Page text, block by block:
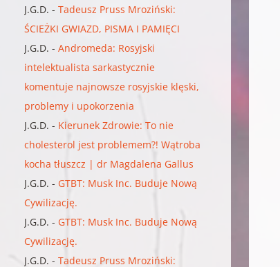
J.G.D. -Tadeusz Pruss Mroziński:
ŚCIEŻKI GWIAZD, PISMA I PAMIĘCI
J.G.D. -Andromeda: Rosyjski
intelektualista sarkastycznie
komentuje najnowsze rosyjskie klęski,
problemy i upokorzenia
J.G.D. - Kierunek Zdrowie: To nie
cholesterol jest problemem?! Wątroba
kocha tłuszcz | dr Magdalena Gallus
J.G.D. - GTBT: Musk Inc. Buduje Nową
Cywilizację.
J.G.D. - GTBT: Musk Inc. Buduje Nową
Cywilizację.
J.G.D. -Tadeusz Pruss Mroziński: